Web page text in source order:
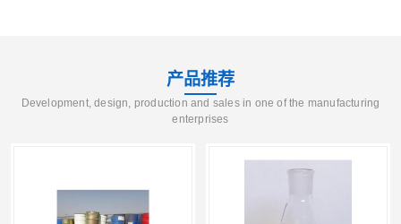
产品推荐
Development, design, production and sales in one of the manufacturing
enterprises